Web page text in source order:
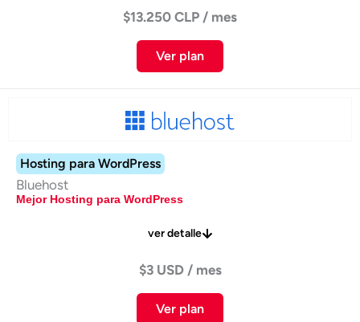
$13.250 CLP / mes
Ver plan
Bluehost
Hosting para WordPress
Mejor Hosting para WordPress
ver detalle
$3 USD / mes
Ver plan